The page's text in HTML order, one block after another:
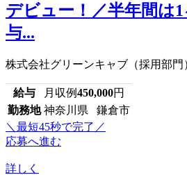
デビュー！／半年間は
与...
株式会社グリーンキャブ（採用部門
給与 月収例450,000円
勤務地 神奈川県 鎌倉市
＼最短45秒で完了／
応募へ進む
詳しく